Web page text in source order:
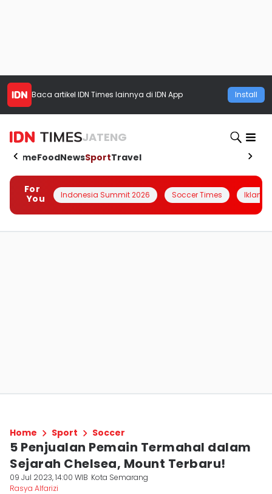
Baca artikel IDN Times lainnya di IDN App Install
JATENG
HomeFoodNewsSportTravel
For
You
Indonesia Summit 2026 Soccer Times Iklanin
Home Sport Soccer
5 Penjualan Pemain Termahal dalam
Sejarah Chelsea, Mount Terbaru!
09 Jul 2023, 14:00 WIB Kota Semarang
Rasya Alfarizi